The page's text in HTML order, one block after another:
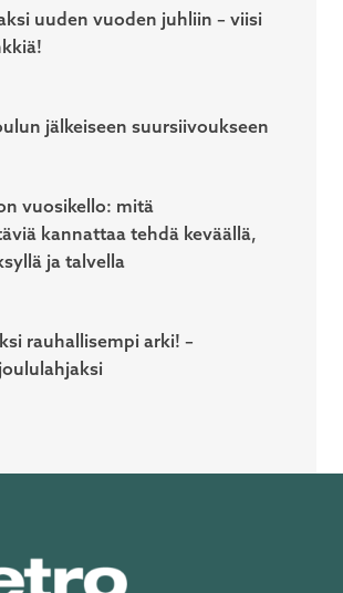
uuden vuoden juhliin – viisi
jälkeiseen suursiivoukseen
vuosikello: mitä
kannattaa tehdä keväällä,
ja talvella
rauhallisempi arki! –